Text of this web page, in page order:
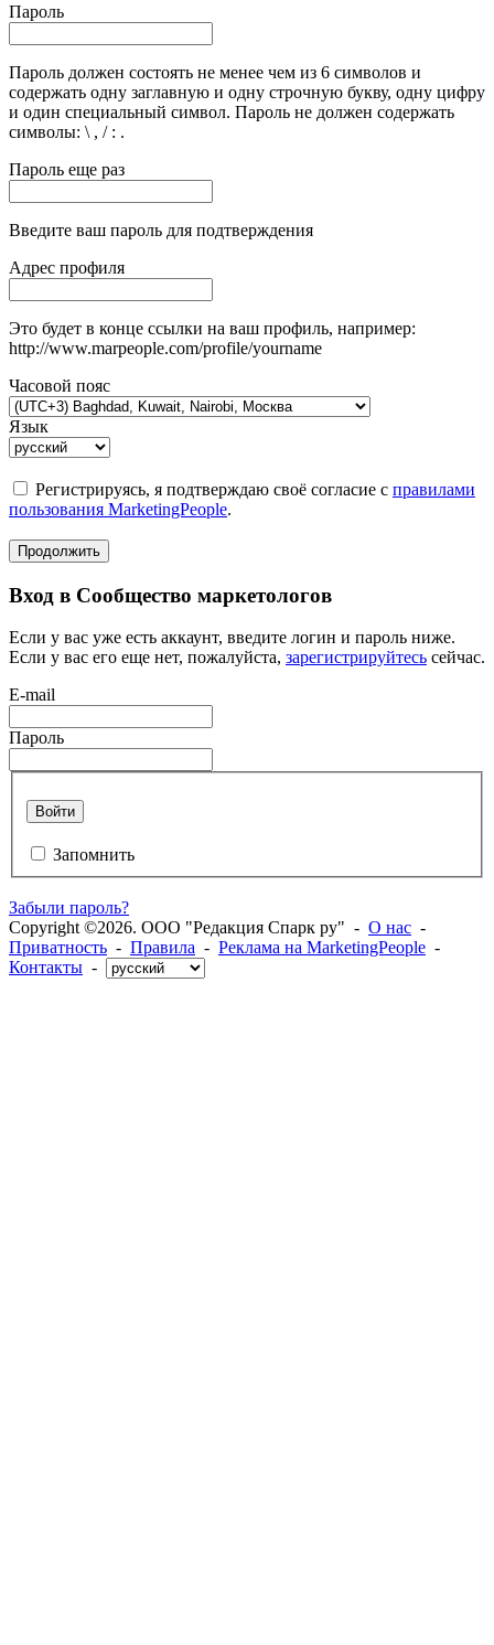
Пароль
Пароль должен состоять не менее чем из 6 символов и
содержать одну заглавную и одну строчную букву, одну цифру
и один специальный символ. Пароль не должен содержать
символы: \ , / : .
Пароль еще раз
Введите ваш пароль для подтверждения
Адрес профиля
Это будет в конце ссылки на ваш профиль, например:
http://www.marpeople.com/profile/yourname
Часовой пояс
Язык
Регистрируясь, я подтверждаю своё согласие с правилами
пользования MarketingPeople.
Продолжить
Вход в Сообщество маркетологов
Если у вас уже есть аккаунт, введите логин и пароль ниже.
Если у вас его еще нет, пожалуйста, зарегистрируйтесь сейчас.
E-mail
Пароль
Войти
Запомнить
Забыли пароль?
Copyright ©2026. ООО "Редакция Спарк ру" - О нас -
Приватность - Правила - Реклама на MarketingPeople -
Контакты -